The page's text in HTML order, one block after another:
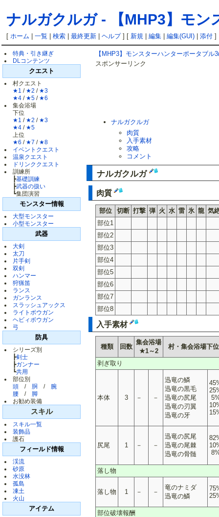
ナルガクルガ- 【MHP3】モ
[ ホーム 一覧 検索| 最終更新| ヘルプ] [ 新規| 編集| 編集(GUI)| 添付]
特典・引き継ぎ
DLコンテンツ
クエスト
村クエスト
★1 / ★2 / ★3
★4 / ★5 / ★6
集会浴場
下位
★1 / ★2 / ★3
★4 / ★5
上位
★6 / ★7 / ★8
イベントクエスト
温泉クエスト
ドリンククエスト
訓練所
┣基礎訓練
┣武器の扱い
┗集団演習
モンスター情報
大型モンスター
小型モンスター
武器
大剣
太刀
片手剣
双剣
ハンマー
狩猟笛
ランス
ガンランス
スラッシュアックス
ライトボウガン
ヘビィボウガン
弓
防具
シリーズ別
┣剣士
┣ガンナー
┗共用
部位別
頭 / 胴 / 腕
腰 / 脚
お勧め装備
スキル
スキル一覧
装飾品
護石
フィールド情報
渓流
砂原
水没林
孤島
凍土
火山
アイテム
【MHP3】モンスターハンターポータブル
スポンサーリンク
ナルガクルガ
肉質
入手素材
攻略
コメント
ナルガクルガ
肉質
部位 切断 打撃 弾 火 水 雷 氷 龍 気
部位1
部位2
部位3
部位4
部位5
部位6
部位7
部位8
入手素材
種類 回数
集会浴場
★1～2
村・集会浴場下位
剥ぎ取り
本体 3 － －
迅竜の鱗
迅竜の黒毛
迅竜の尻尾
迅竜の刃翼
迅竜の牙
尻尾 1 － －
迅竜の尻尾
迅竜の尾棘
迅竜の骨髄
落し物
落し物 1 － －
竜のナミダ
迅竜の鱗
部位破壊報酬